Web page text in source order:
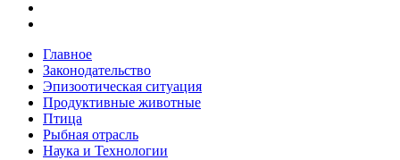
Главное
Законодательство
Эпизоотическая ситуация
Продуктивные животные
Птица
Рыбная отрасль
Наука и Технологии